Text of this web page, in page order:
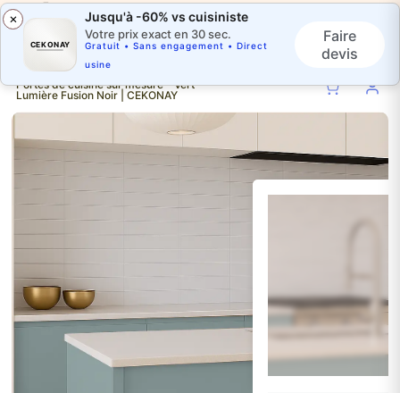
×
CEKONAY
Jusqu'à -60% vs cuisiniste
Votre prix exact en 30 sec.
Gratuit • Sans engagement • Direct
usine
Faire
devis
Portes de cuisine sur mesure - Vert
Lumière Fusion Noir | CEKONAY